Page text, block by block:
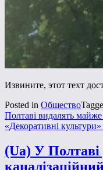
Извините, этот техт
Posted in Общество
Полтаві видалять
«Декоративні
(Ua) У